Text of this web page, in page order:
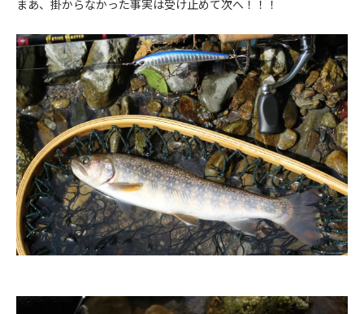
まあ、掛からなかった事実は受け止めて次へ！！！